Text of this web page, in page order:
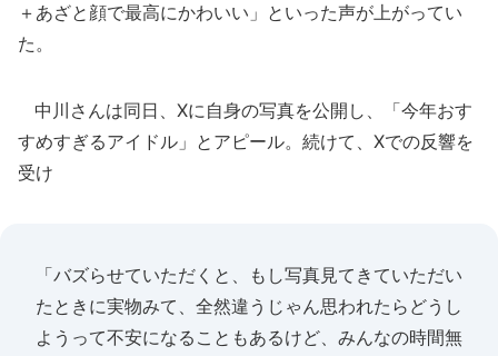
＋あざと顔で最高にかわいい」といった声が上がってい
た。
中川さんは同日、Xに自身の写真を公開し、「今年おす
すめすぎるアイドル」とアピール。続けて、Xでの反響を
受け
「バズらせていただくと、もし写真見てきていただい
たときに実物みて、全然違うじゃん思われたらどうし
ようって不安になることもあるけど、みんなの時間無